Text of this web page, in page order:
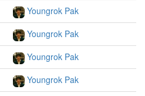
Youngrok Pak
Youngrok Pak
Youngrok Pak
Youngrok Pak